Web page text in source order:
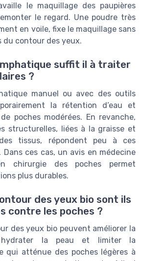
le maquillage des paupières
le regard. Une poudre très
en voile, fixe le maquillage sans
du contour des yeux.
suffit il à traiter
?
manuel ou avec des outils
la rétention d’eau et
poches modérées. En revanche,
structurelles, liées à la graisse et
tissus, répondent peu à ces
Dans ces cas, un avis en médecine
chirurgie des poches permet
plus durables.
des yeux bio sont ils
contre les poches ?
des yeux bio peuvent améliorer la
hydrater la peau et limiter la
qui atténue des poches légères à